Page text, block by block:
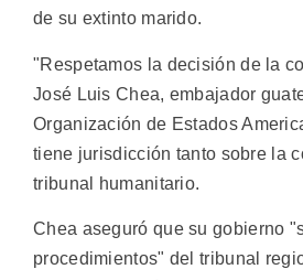
de su extinto marido.
"Respetamos la decisión de la
José Luis Chea, embajador
Organización de Estados
tiene jurisdicción tanto sobre la
tribunal humanitario.
Chea aseguró que su gobierno
procedimientos" del tribunal